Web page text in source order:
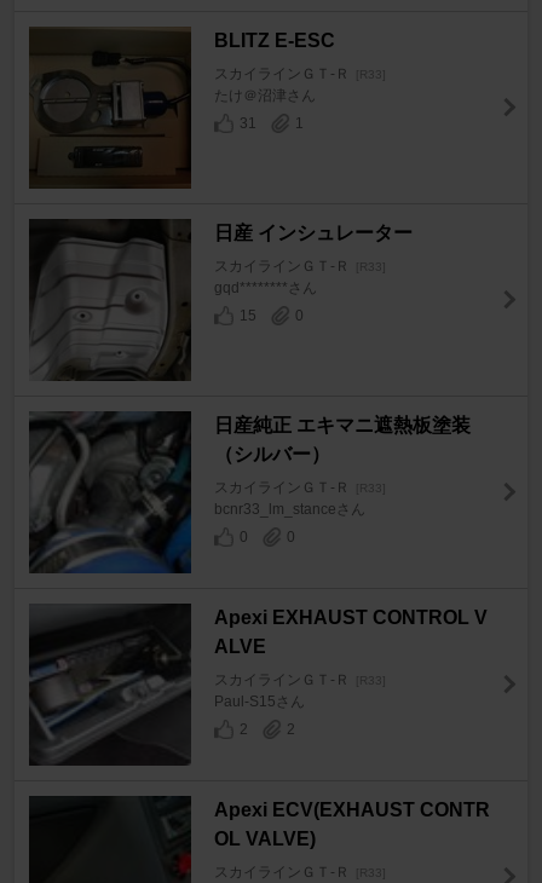
BLITZ E-ESC
スカイラインＧＴ‐Ｒ [R33]
たけ＠沼津さん
31
1
日産 インシュレーター
スカイラインＧＴ‐Ｒ [R33]
gqd********さん
15
0
日産純正 エキマニ遮熱板塗装
（シルバー）
スカイラインＧＴ‐Ｒ [R33]
bcnr33_lm_stanceさん
0
0
Apexi EXHAUST CONTROL V
ALVE
スカイラインＧＴ‐Ｒ [R33]
Paul-S15さん
2
2
Apexi ECV(EXHAUST CONTR
OL VALVE)
スカイラインＧＴ‐Ｒ [R33]